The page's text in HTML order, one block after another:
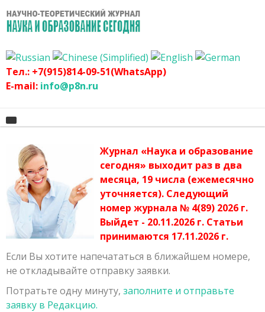
Тел.: +7(915)814-09-51(WhatsApp)
E-mail: info@p8n.ru
Главная
Архив журнала
Сертификат
Публикационная этика журнала
Политика журнала
Порядок рецензирования рукописей, поступивших в
редакцию
О журнале
График
Оргвзнос
Наши авторы
Физико-математические науки
Химические науки
Заявка на публикацию
Контакты
Журнал «Наука и образование
сегодня» выходит раз в два
месяца, 19 числа (ежемесячно
уточняется). Следующий
номер журнала № 4(89) 2026 г.
Выйдет - 20.11.2026 г. Статьи
принимаются 17.11.2026 г.
Если Вы хотите напечататься в ближайшем номере,
не откладывайте отправку заявки.
Потратьте одну минуту, заполните и отправьте
заявку в Редакцию.